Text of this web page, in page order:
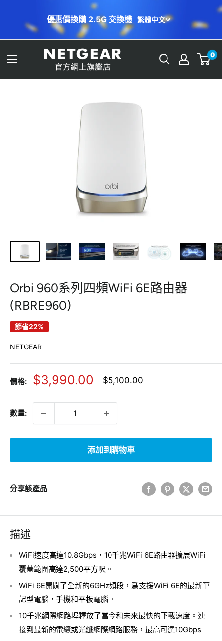
優惠價換購 2.5G 交換機 繁體中文
NETGEAR
Store
(HK)
0
Orbi 960系列四頻WiFi 6E路由器
(RBRE960)
節省22%
NETGEAR
價格:
銷
價
格
$3,990.00
正
格
$5,100.00
數量:
添加到購物車
分享該產品
描述
WiFi速度高達10.8Gbps，10千兆WiFi 6E路由器擴展WiFi
覆蓋範圍高達2,500平方呎。
WiFi 6E開闢了全新的6GHz頻段，爲支援WiFi 6E的最新筆
記型電腦，手機和平板電腦。
10千兆網際網路埠釋放了當今和未來最快的下載速度。連
接到最新的電纜或光纖網際網路服務，最高可達10Gbps